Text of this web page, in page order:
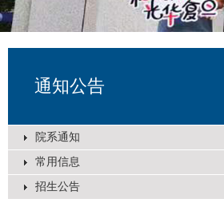
通知公告
院系通知
常用信息
招生公告